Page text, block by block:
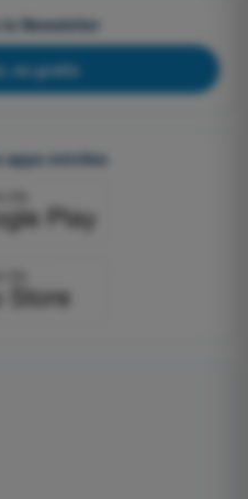
Newsletter
es gratis
apps móviles